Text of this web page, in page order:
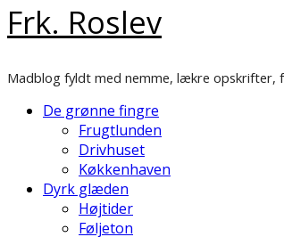
Frk. Roslev
Madblog fyldt med nemme, lækre opskrifter,
De grønne fingre
Frugtlunden
Drivhuset
Køkkenhaven
Dyrk glæden
Højtider
Føljeton